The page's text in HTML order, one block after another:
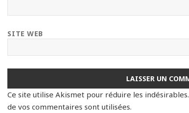
SITE WEB
Ce site utilise Akismet pour réduire les indésirables.
de vos commentaires sont utilisées.